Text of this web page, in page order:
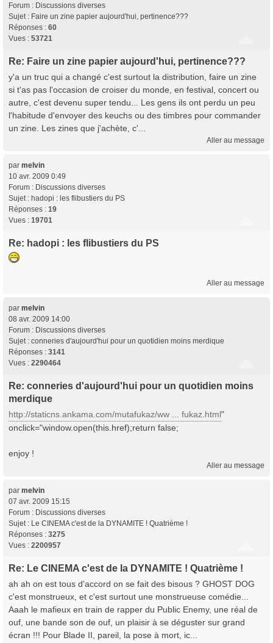
Forum : Discussions diverses
Sujet : Faire un zine papier aujourd'hui, pertinence???
Réponses : 60
Vues : 53721
Re: Faire un zine papier aujourd'hui, pertinence???
y'a un truc qui a changé c'est surtout la distribution, faire un zine
si t'as pas l'occasion de croiser du monde, en festival, concert ou
autre, c'est devenu super tendu... Les gens ils ont perdu un peu
l'habitude d'envoyer des keuchs ou des timbres pour commander
un zine. Les zines que j'achète, c'...
Aller au message
par melvin
10 avr. 2009 0:49
Forum : Discussions diverses
Sujet : hadopi : les flibustiers du PS
Réponses : 19
Vues : 19701
Re: hadopi : les flibustiers du PS
Aller au message
par melvin
08 avr. 2009 14:00
Forum : Discussions diverses
Sujet : conneries d'aujourd'hui pour un quotidien moins merdique
Réponses : 3141
Vues : 2290464
Re: conneries d'aujourd'hui pour un quotidien moins
merdique
http://staticns.ankama.com/mutafukaz/ww ... fukaz.html"
onclick="window.open(this.href);return false;
enjoy !
Aller au message
par melvin
07 avr. 2009 15:15
Forum : Discussions diverses
Sujet : Le CINEMA c'est de la DYNAMITE ! Quatrième !
Réponses : 3275
Vues : 2200957
Re: Le CINEMA c'est de la DYNAMITE ! Quatrième !
ah ah on est tous d'accord on se fait des bisous ? GHOST DOG
c'est monstrueux, et c'est surtout une monstrueuse comédie...
Aaah le mafieux en train de rapper du Public Enemy, une réal de
ouf, une bande son de ouf, un plaisir à se déguster sur grand
écran !!! Pour Blade II, pareil, la pose à mort, ic...